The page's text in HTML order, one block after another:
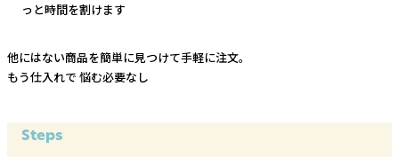
っと時間を割けます
他にはない商品を簡単に見つけて手軽に注文。
もう仕入れで 悩む必要なし
Steps